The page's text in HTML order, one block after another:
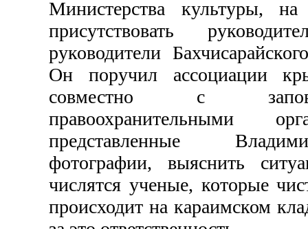
Министерства культуры,
присутствовать
руководители
Он поручил ассоциации
совместно с
правоохранительными
представленные
фотографии, выяснить
числятся ученые, которые
происходит на караимском